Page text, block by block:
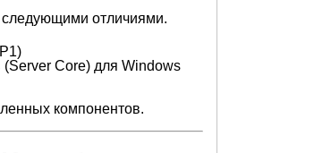
следующими отличиями.
(Server Core) для Windows
компонентов.